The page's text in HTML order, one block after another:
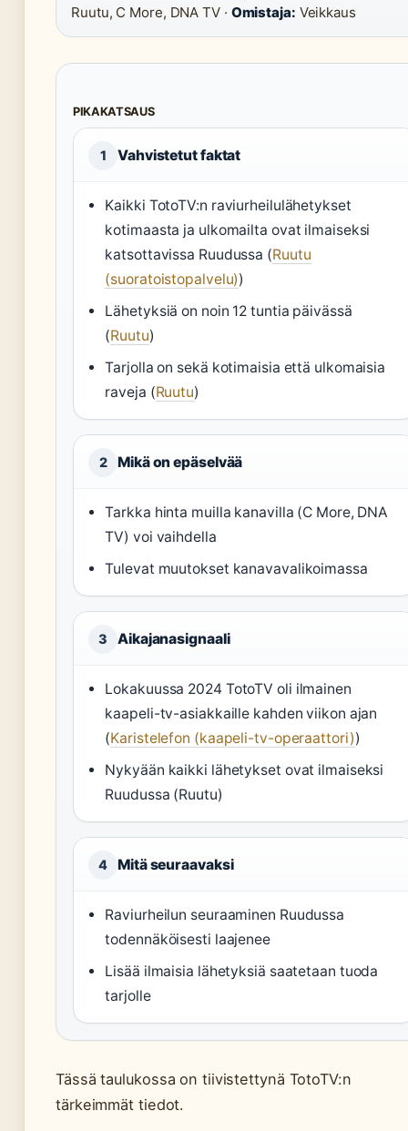
Ruutu, C More, DNA TV · Omistaja: Veikkaus
PIKAKATSAUS
1 Vahvistetut faktat
Kaikki TotoTV:n raviurheilulähetykset
kotimaasta ja ulkomailta ovat ilmaiseksi
katsottavissa Ruudussa (Ruutu
(suoratoistopalvelu))
Lähetyksiä on noin 12 tuntia päivässä
(Ruutu)
Tarjolla on sekä kotimaisia että ulkomaisia
raveja (Ruutu)
2 Mikä on epäselvää
Tarkka hinta muilla kanavilla (C More, DNA
TV) voi vaihdella
Tulevat muutokset kanavavalikoimassa
3 Aikajanasignaali
Lokakuussa 2024 TotoTV oli ilmainen
kaapeli-tv-asiakkaille kahden viikon ajan
(Karistelefon (kaapeli-tv-operaattori))
Nykyään kaikki lähetykset ovat ilmaiseksi
Ruudussa (Ruutu)
4 Mitä seuraavaksi
Raviurheilun seuraaminen Ruudussa
todennäköisesti laajenee
Lisää ilmaisia lähetyksiä saatetaan tuoda
tarjolle
Tässä taulukossa on tiivistettynä TotoTV:n
tärkeimmät tiedot.